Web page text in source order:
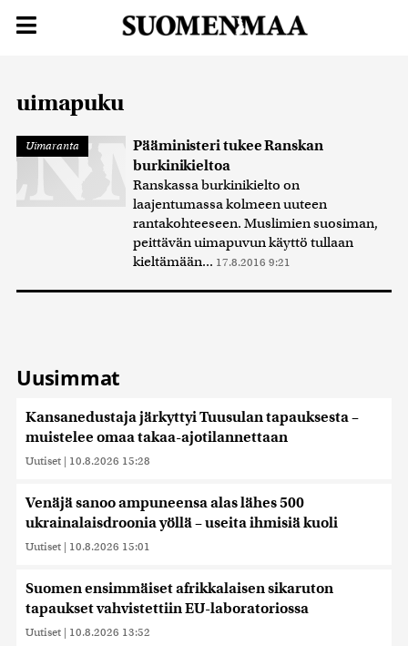
uimapuku
Uimaranta
Pääministeri tukee Ranskan
burkinikieltoa
Ranskassa burkinikielto on
laajentumassa kolmeen uuteen
rantakohteeseen. Muslimien suosiman,
peittävän uimapuvun käyttö tullaan
kieltämään... 17.8.2016 9:21
Uusimmat
Kansanedustaja järkyttyi Tuusulan tapauksesta –
muistelee omaa takaa-ajotilannettaan
Uutiset | 10.8.2026 15:28
Venäjä sanoo ampuneensa alas lähes 500
ukrainalaisdroonia yöllä – useita ihmisiä kuoli
Uutiset | 10.8.2026 15:01
Suomen ensimmäiset afrikkalaisen sikaruton
tapaukset vahvistettiin EU-laboratoriossa
Uutiset | 10.8.2026 13:52